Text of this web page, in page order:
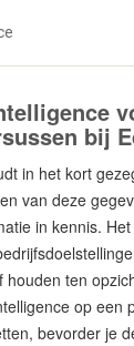
bij
in het kort
van deze
in kennis.
ten
op een
bevorder je